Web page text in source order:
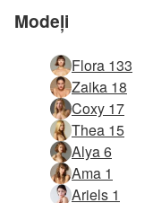
Modeļi
Flora 133
Zaika 18
Coxy 17
Thea 15
Alya 6
Ama 1
Ariels 1